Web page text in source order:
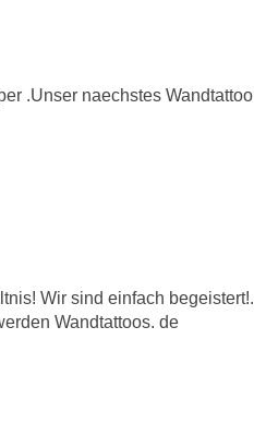
.Unser naechstes Wandtattoo
Wir sind einfach begeistert!.
Wandtattoos. de